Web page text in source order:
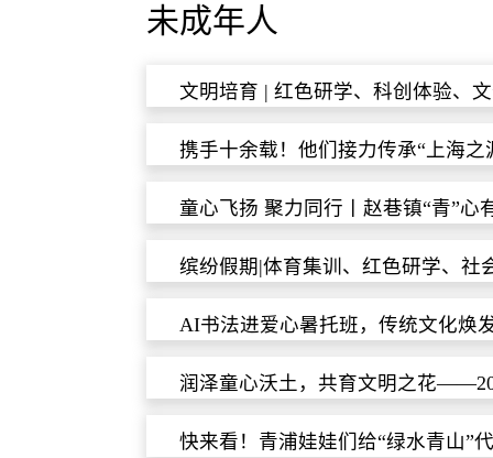
未成年人
文明培育 | 红色研学、科创体验、
携手十余载！他们接力传承“上海
童心飞扬 聚力同行丨赵巷镇“青”
缤纷假期|体育集训、红色研学、
AI书法进爱心暑托班，传统文化焕
润泽童心沃土，共育文明之花
快来看！青浦娃娃们给“绿水青山”